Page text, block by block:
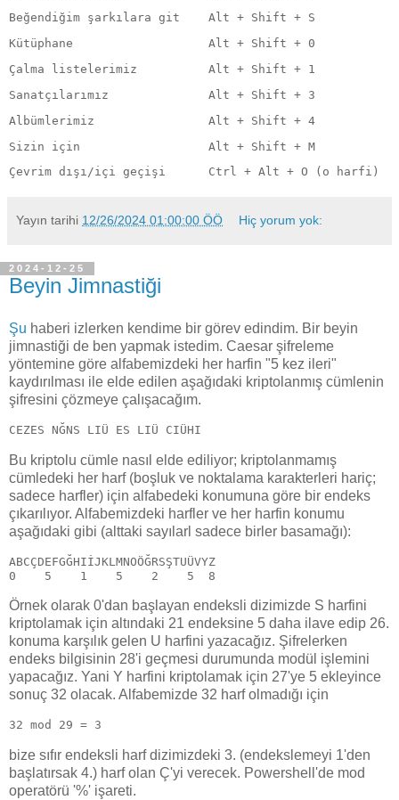
Beğendiğim şarkılara git
Alt + Shift + S
Kütüphane
Alt + Shift + 0
Çalma listelerimiz
Alt + Shift + 1
Sanatçılarımız
Alt + Shift + 3
Albümlerimiz
Alt + Shift + 4
Sizin için
Alt + Shift + M
Çevrim dışı/içi geçişi
Ctrl + Alt + O (o harfi)
Yayın tarihi 12/26/2024 01:00:00 ÖÖ Hiç yorum yok:
2024-12-25
Beyin Jimnastiği
Şu haberi izlerken kendime bir görev edindim. Bir beyin
jimnastiği de ben yapmak istedim. Caesar şifreleme
yöntemine göre alfabemizdeki her harfin "5 kez ileri"
kaydırılması ile elde edilen aşağıdaki kriptolanmış cümlenin
şifresini çözmeye çalışacağım.
CEZES NĞNS LIÜ ES LIÜ CIÜHI
Bu kriptolu cümle nasıl elde ediliyor; kriptolanmamış
cümledeki her harf (boşluk ve noktalama karakterleri hariç;
sadece harfler) için alfabedeki konumuna göre bir endeks
çıkarılıyor. Alfabemizdeki harfler ve her harfin konumu
aşağıdaki gibi (alttaki sayılarl sadece birler basamağı):
ABCÇDEFGĞHIİJKLMNOÖĞRSŞTUÜVYZ
0    5    1    5    2    5  8
Örnek olarak 0'dan başlayan endeksli dizimizde S harfini
kriptolamak için altındaki 21 endeksine 5 daha ilave edip 26.
konuma karşılık gelen U harfini yazacağız. Şifrelerken
endeks bilgisinin 28'i geçmesi durumunda modül işlemini
yapacağız. Yani Y harfini kriptolamak için 27'ye 5 ekleyince
sonuç 32 olacak. Alfabemizde 32 harf olmadığı için
32 mod 29 = 3
bize sıfır endeksli harf dizimizdeki 3. (endekslemeyi 1'den
başlatırsak 4.) harf olan Ç'yi verecek. Powershell'de mod
operatörü '%' işareti.